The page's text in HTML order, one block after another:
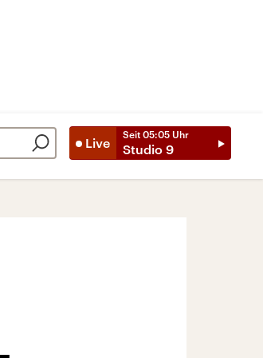
Live
Seit 05:05 Uhr
Studio 9